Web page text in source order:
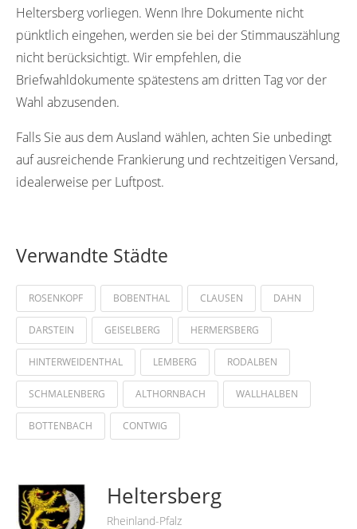
Heltersberg vorliegen. Wenn Ihre Dokumente nicht
pünktlich eingehen, werden sie bei der Stimmauszählung
nicht berücksichtigt. Wir empfehlen, die
Briefwahldokumente spätestens am dritten Tag vor der
Wahl abzusenden.
Falls Sie aus dem Ausland wählen, achten Sie unbedingt
auf ausreichende Frankierung und rechtzeitigen Versand,
idealerweise per Luftpost.
Verwandte Städte
ROSENKOPF BOBENTHAL CLAUSEN DAHN
DARSTEIN GEISELBERG HERMERSBERG
HINTERWEIDENTHAL LEMBERG RODALBEN
SCHMALENBERG ALTHORNBACH WALLHALBEN
BOTTENBACH CONTWIG
Heltersberg
Rheinland-Pfalz